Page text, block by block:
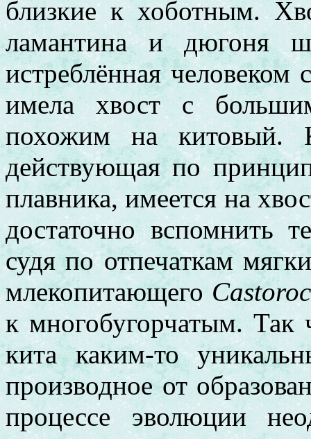
близкие к хоботным.
ламантина и дюгоня
истреблённая человеком
имела хвост с
похожим на китовый.
действующая по
плавника, имеется на
достаточно вспомнить
судя по отпечаткам
млекопитающего
к многобугорчатым. Так
кита каким-то
производное от
процессе эволюции